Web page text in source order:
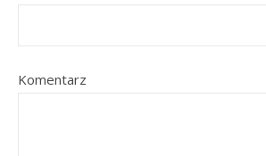
Komentarz